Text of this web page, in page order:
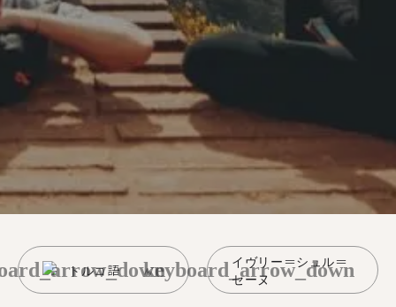
トルコ語
イヴリー＝シュル＝
セーヌ
keyboard_arrow_down